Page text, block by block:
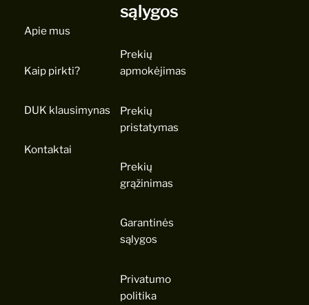
Apie mus
Kaip pirkti?
DUK klausimynas
Kontaktai
sąlygos
Prekių
apmokėjimas
Prekių
pristatymas
Prekių
grąžinimas
Garantinės
sąlygos
Privatumo
politika